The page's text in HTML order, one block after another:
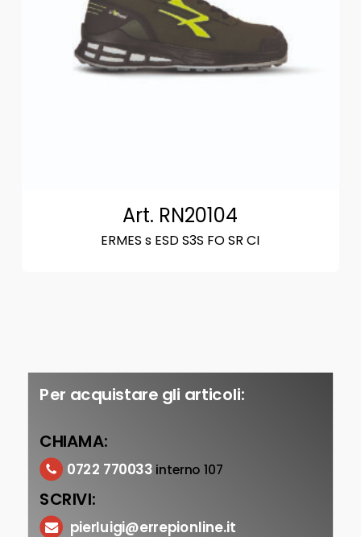
Art. RN20104
ERMES s ESD S3S FO SR CI
Per acquistare gli articoli:
CHIAMA:
0722 770033 interno 107
SCRIVI:
pierluigi@errepionline.it